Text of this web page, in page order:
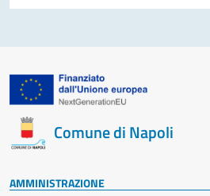
Comune di Napoli
AMMINISTRAZIONE